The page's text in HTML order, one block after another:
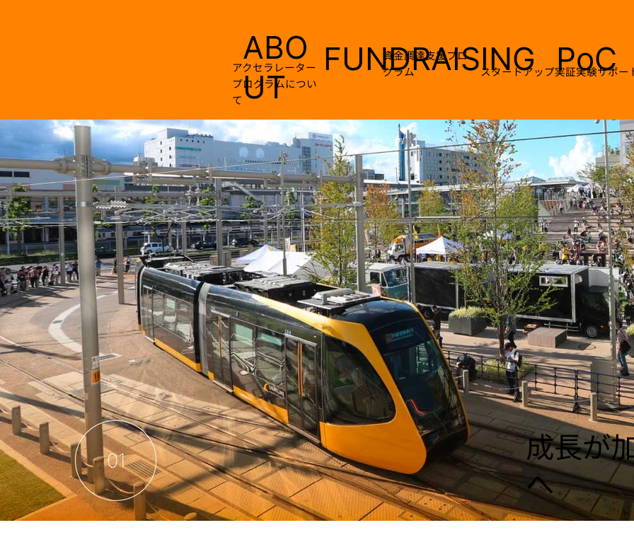
PoC
スタートアップ実証実験サポー
FUNDRAISING
資金調達支援プロ
グラム
ABO
UT
アクセラレーター
プログラムについ
て
成長が
へ